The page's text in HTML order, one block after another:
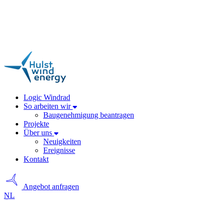
Logic Windrad
So arbeiten wir
Baugenehmigung beantragen
Projekte
Über uns
Neuigkeiten
Ereignisse
Kontakt
Angebot anfragen
NL